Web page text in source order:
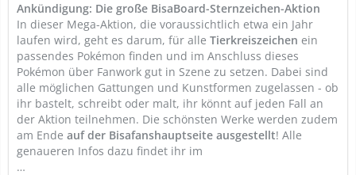
Ankündigung: Die große BisaBoard-Sternzeichen-Aktion
In dieser Mega-Aktion, die voraussichtlich etwa ein Jahr
laufen wird, geht es darum, für alle Tierkreiszeichen ein
passendes Pokémon finden und im Anschluss dieses
Pokémon über Fanwork gut in Szene zu setzen. Dabei sind
alle möglichen Gattungen und Kunstformen zugelassen - ob
ihr bastelt, schreibt oder malt, ihr könnt auf jeden Fall an
der Aktion teilnehmen. Die schönsten Werke werden zudem
am Ende auf der Bisafanshauptseite ausgestellt! Alle
genaueren Infos dazu findet ihr im
…